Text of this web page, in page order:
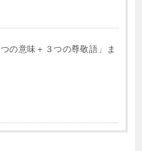
つの意味＋３つの尊敬語」ま